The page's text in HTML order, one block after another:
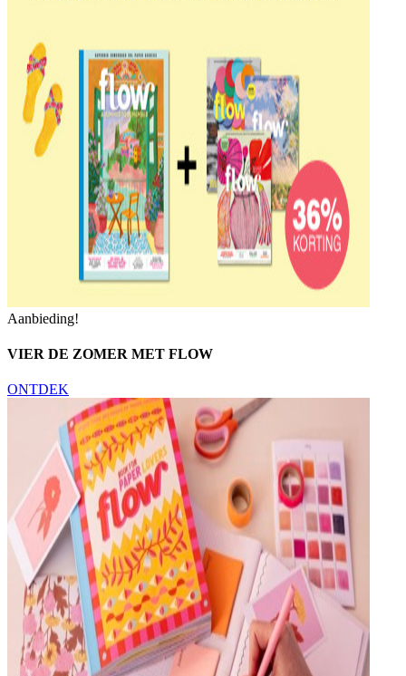
Aanbieding!
VIER DE ZOMER MET FLOW
ONTDEK